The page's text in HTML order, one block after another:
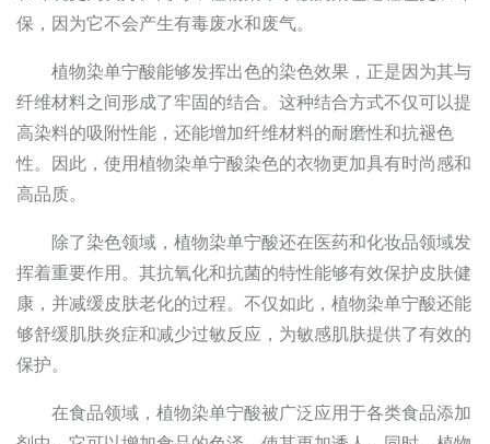
保，因为它不会产生有毒废水和废气。
植物染单宁酸能够发挥出色的染色效果，正是因为其与
纤维材料之间形成了牢固的结合。这种结合方式不仅可以提
高染料的吸附性能，还能增加纤维材料的耐磨性和抗褪色
性。因此，使用植物染单宁酸染色的衣物更加具有时尚感和
高品质。
除了染色领域，植物染单宁酸还在医药和化妆品领域发
挥着重要作用。其抗氧化和抗菌的特性能够有效保护皮肤健
康，并减缓皮肤老化的过程。不仅如此，植物染单宁酸还能
够舒缓肌肤炎症和减少过敏反应，为敏感肌肤提供了有效的
保护。
在食品领域，植物染单宁酸被广泛应用于各类食品添加